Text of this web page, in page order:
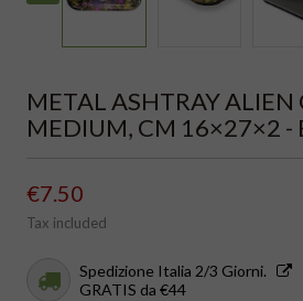
METAL ASHTRAY ALIEN
MEDIUM, CM 16×27×2 -
€7.50
Tax included
Spedizione Italia 2/3 Giorni.
GRATIS da €44